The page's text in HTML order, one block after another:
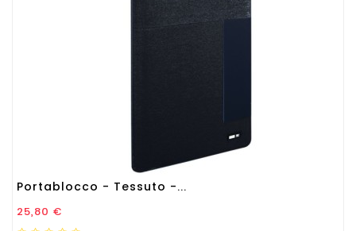
Portablocco - Tessuto -...
Prezzo
25,80 €